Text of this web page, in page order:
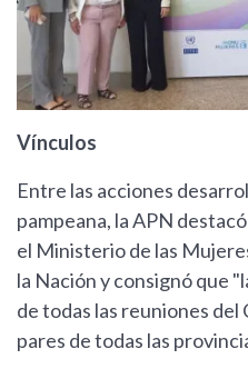
Vínculos
Entre las acciones
pampeana, la APN
el Ministerio de las
la Nación y consignó que
de todas las reuniones del
pares de todas las